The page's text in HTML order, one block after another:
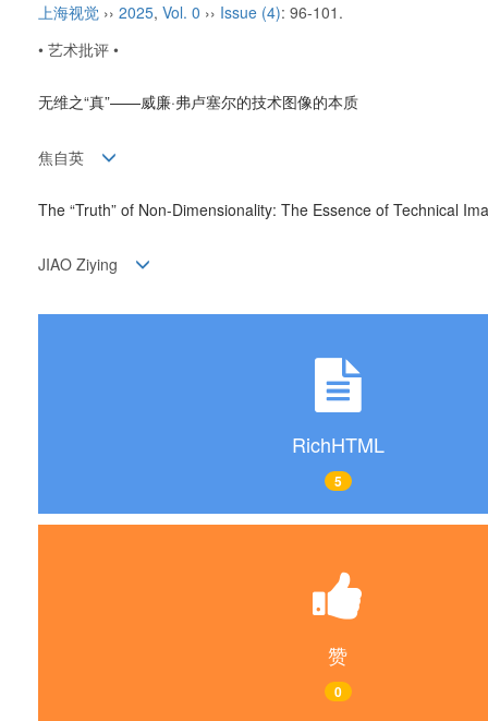
上海视觉 ›› 2025, Vol. 0 ›› Issue (4): 96-101.
• 艺术批评 •
无维之“真”——威廉·弗卢塞尔的技术图像的本质
焦自英
The “Truth” of Non-Dimensionality: The Essence of Technical
JIAO Ziying
RichHTML
5
赞
0